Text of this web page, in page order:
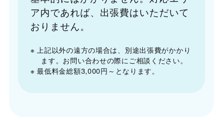
ア内であれば、出張費はいただいて
おりません。
※ 上記以外の遠方の場合は、別途出張費がかかり
ます。お問い合わせの際にご相談ください。
※ 最低料金総額3,000円～となります。